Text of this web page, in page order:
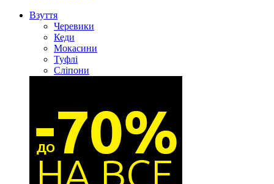
Взуття
Черевики
Кеди
Мокасини
Туфлі
Сліпони